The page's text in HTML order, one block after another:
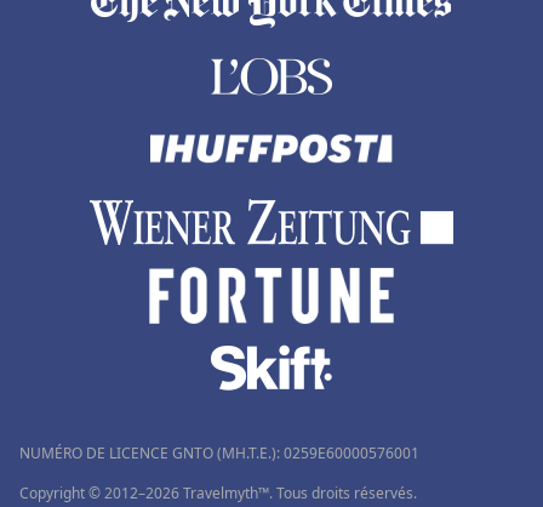
NUMÉRO DE LICENCE GNTO (MH.T.E.): 0259Ε60000576001
Copyright © 2012–2026 Travelmyth™. Tous droits réservés.